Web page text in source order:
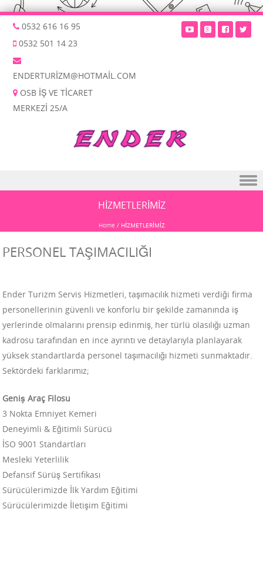
0532 616 16 95
0532 501 14 23
ENDERTURIZM@HOTMAIL.COM
OSB İŞ VE TICARET
MERKEZI 25/A
HİZMETLERİMİZ
Home / HİZMETLERİMİZ
PERSONEL TAŞIMACILIĞI
Ender Turizm Servis Hizmetleri, taşımacılık hizmeti verdiği firma
personellerinin güvenli ve konforlu bir şekilde zamanında iş
yerlerinde olmalarını prensip edinmiş, her türlü olasılığı uzman
kadrosu tarafından en ince ayrıntı ve detaylarıyla planlayarak
yüksek standartlarda personel taşımacılığı hizmeti sunmaktadır.
Sektördeki farklarımız;
Geniş Araç Filosu
3 Nokta Emniyet Kemeri
Deneyimli & Eğitimli Sürücü
İSO 9001 Standartları
Mesleki Yeterlilik
Defansif Sürüş Sertifikası
Sürücülerimizde İlk Yardım Eğitimi
Sürücülerimizde İletişim Eğitimi